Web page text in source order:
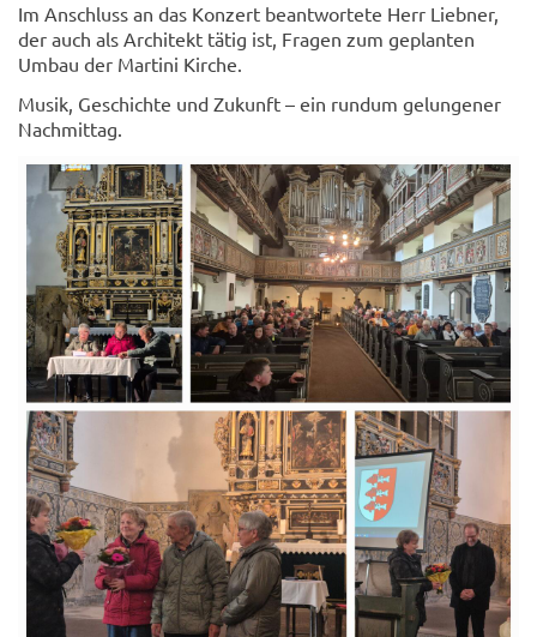
Im Anschluss an das Konzert beantwortete Herr Liebner,
der auch als Architekt tätig ist, Fragen zum geplanten
Umbau der Martini Kirche.
Musik, Geschichte und Zukunft – ein rundum gelungener
Nachmittag.